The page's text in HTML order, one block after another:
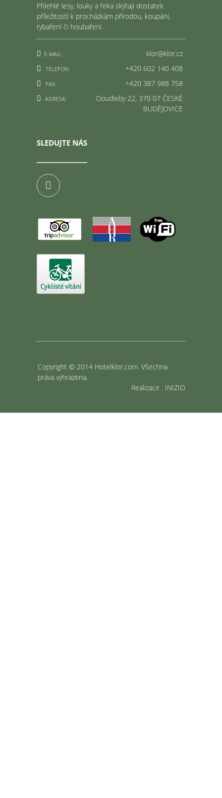
Přilehlé lesy, louky a řeka skýtají dostatek
příležitostí k procházkám přírodou, koupání,
rybaření či houbaření.
E-MAIL: klor@klor.cz
TELEFON: +420 602 140 408
FAX: +420 387 988 758
ADRESA:
Doudleby 22, 370 07 ČESKÉ
BUDĚJOVICE
SLEDUJTE NÁS
Copyright © 2014 Hotelklor.com. Všechna
práva vyhrazena.
Realizace : INIZIO